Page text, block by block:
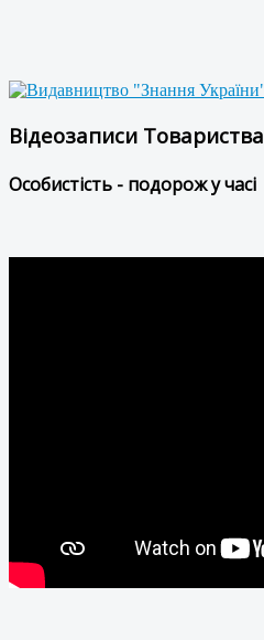
Відеозаписи Товариства
Особистість - подорож у часі